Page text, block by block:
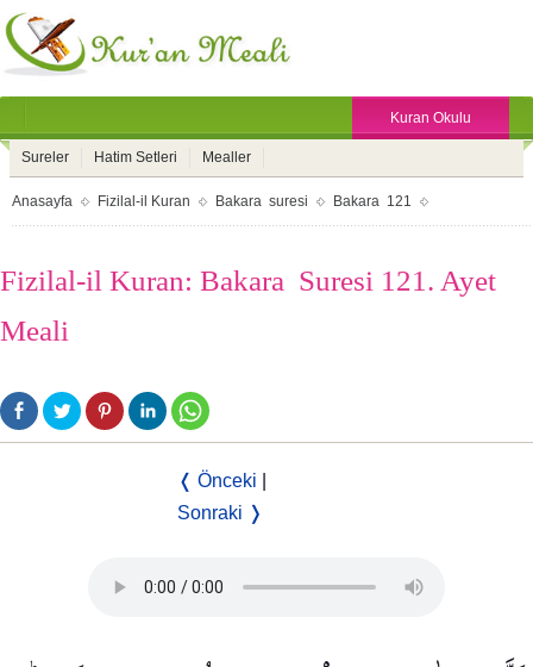
Kuran Okulu
Sureler Hatim Setleri Mealler
Anasayfa Fizilal-il Kuran Bakara suresi Bakara 121
Fizilal-il Kuran: Bakara Suresi 121. Ayet
Meali
❬ Önceki
Sonraki ❭